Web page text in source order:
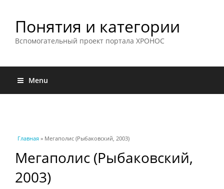
Понятия и категории
Вспомогательный проект портала ХРОНОС
Menu
Вы здесь
Главная » Мегаполис (Рыбаковский, 2003)
Мегаполис (Рыбаковский,
2003)